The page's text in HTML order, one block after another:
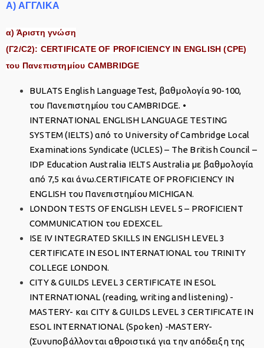
Α) ΑΓΓΛΙΚΑ
α) Άριστη γνώση
(Γ2/C2): CERTIFICATEOF PROFICIENCY IN ENGLISH (CPE)
του Πανεπιστημίου CAMBRIDGE
BULATS English LanguageTest, βαθμολογία 90-100,
του Πανεπιστημίου του CAMBRIDGE. •
INTERNATIONAL ENGLISH LANGUAGE TESTING
SYSTEM (IELTS) από το University of Cambridge Local
Examinations Syndicate (UCLES) – The British Council –
IDP Education Australia IELTS Australia με βαθμολογία
από 7,5 και άνω.CERTIFICATE OF PROFICIENCY IN
ENGLISH του Πανεπιστημίου MICHIGAN.
LONDON TESTS OF ENGLISH LEVEL 5 – PROFICIENT
COMMUNICATION του EDEXCEL.
ISE IV INTEGRATED SKILLS IN ENGLISH LEVEL 3
CERTIFICATE IN ESOL INTERNATIONAL του TRINITY
COLLEGE LONDON.
CITY & GUILDS LEVEL 3 CERTIFICATE IN ESOL
INTERNATIONAL (reading, writing and listening) -
MASTERY- και CITY & GUILDS LEVEL 3 CERTIFICATE IN
ESOL INTERNATIONAL (Spoken) -MASTERY-
(Συνυποβάλλονται αθροιστικά για την απόδειξη της